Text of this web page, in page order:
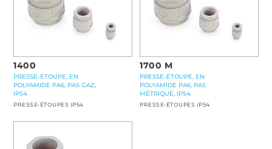
1400
PRESSE-ÉTOUPE, EN
POLYAMIDE PA6, PAS GAZ,
IP54
PRESSE-ÉTOUPES IP54
1700 M
PRESSE-ÉTOUPE, EN
POLYAMIDE PA6, PAS
MÉTRIQUE, IP54
PRESSE-ÉTOUPES IP54